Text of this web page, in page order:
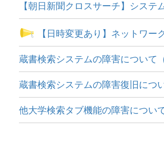
【朝日新聞クロスサーチ】システ
【日時変更あり】ネットワー
蔵書検索システムの障害について
蔵書検索システムの障害復旧につ
他大学検索タブ機能の障害につい